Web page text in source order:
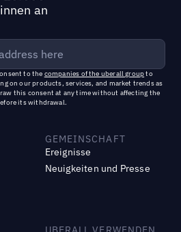
an
to the companies of the uberall groupto
on our products, services, and market trends as
this consent at any time without affecting the
its withdrawal.
GEMEINSCHAFT
Ereignisse
Neuigkeiten und Presse